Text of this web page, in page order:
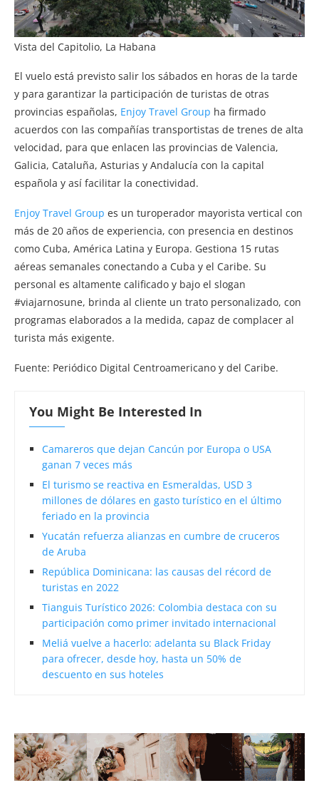
Vista del Capitolio, La Habana
El vuelo está previsto salir los sábados en horas de la tarde
y para garantizar la participación de turistas de otras
provincias españolas, Enjoy Travel Group ha firmado
acuerdos con las compañías transportistas de trenes de alta
velocidad, para que enlacen las provincias de Valencia,
Galicia, Cataluña, Asturias y Andalucía con la capital
española y así facilitar la conectividad.
Enjoy Travel Group es un turoperador mayorista vertical con
más de 20 años de experiencia, con presencia en destinos
como Cuba, América Latina y Europa. Gestiona 15 rutas
aéreas semanales conectando a Cuba y el Caribe. Su
personal es altamente calificado y bajo el slogan
#viajarnosune, brinda al cliente un trato personalizado, con
programas elaborados a la medida, capaz de complacer al
turista más exigente.
Fuente: Periódico Digital Centroamericano y del Caribe.
You Might Be Interested In
Camareros que dejan Cancún por Europa o USA
ganan 7 veces más
El turismo se reactiva en Esmeraldas, USD 3
millones de dólares en gasto turístico en el último
feriado en la provincia
Yucatán refuerza alianzas en cumbre de cruceros
de Aruba
República Dominicana: las causas del récord de
turistas en 2022
Tianguis Turístico 2026: Colombia destaca con su
participación como primer invitado internacional
Meliá vuelve a hacerlo: adelanta su Black Friday
para ofrecer, desde hoy, hasta un 50% de
descuento en sus hoteles